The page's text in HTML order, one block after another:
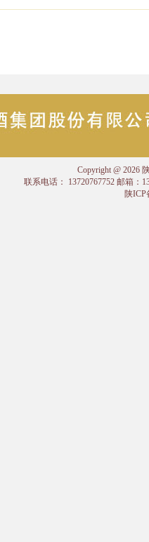
Copyright @ 2026
联系电话： 13720767752 邮箱：
陕ICP